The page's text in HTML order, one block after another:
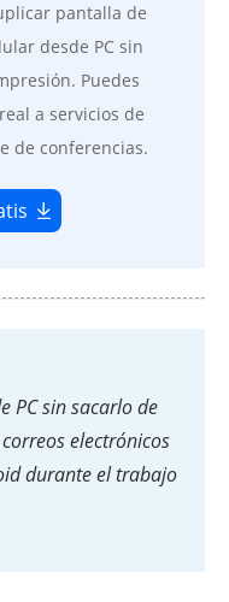
pantalla de
desde PC sin
Puedes
a servicios de
de conferencias.
PC sin sacarlo de
electrónicos
durante el trabajo